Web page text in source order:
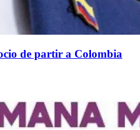
de partir a Colombia